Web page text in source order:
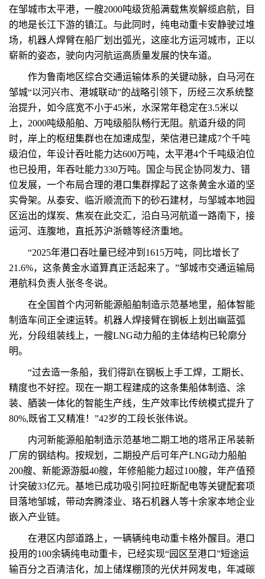
在邹城市太平港，一艘2000吨级货船满载焦炭解缆启航，目
的地是长江下游的镇江。与此同时，纯电动重卡安静驶过堆
场，机器人焊臂在船厂划出弧光，这座北方运河城市，正以
崭新的姿态，驶向内河航运高质量发展的快车道。
作为鲁南地区综合交通运输体系的关键动脉，白马河在
邹城“以河兴市、港城联动”的战略引领下，历经三次系统整
治提升，如今底宽不小于45米，水深常年稳定在3.5米以
上，2000吨级船舶、万吨级船队畅行无阻。航道升级的同
时，岸上的枢纽集群也在加速成型，荣信港已建成7个千吨
级泊位，年设计吞吐能力达600万吨，太平港4个千吨级泊位
也已投用，年吞吐能力330万吨。国企与民企协同发力、错
位发展，一个布局合理的港口集群撑起了这条黄金水道的坚
实骨架。从泰安、临沂顺流而下的砂石建材，与邹城本地园
区运出的煤炭、焦炭在此交汇，沿白马河航道一路南下，接
运河、连腹地，直抵苏沪浙赣等经济重地。
“2025年港口吞吐量已经冲到1615万吨，同比增长了
21.6%，这条黄金水道算真正活起来了。”邹城市交通运输局
港航科负责人张冬冬说。
在全国首个内河新能源船舶制造示范基地里，船体智能
制造车间正全速运转。机器人焊接臂在钢板上划出幽蓝弧
光，分段组装线上，一艘LNG动力船的主体结构已轮廓分
明。
“过去造一条船，我们得趴在钢板上手工焊，工期长、
精度也不好控。现在一期工程建成的这条集船体制造、涂
装、舾装一体化的智能生产线，生产效率比传统模式提升了
80%,既省工又精准！”42岁的工段长张伟说。
内河新能源船舶制造示范基地二期工地的塔吊正吊装新
厂房的钢结构。按规划，二期投产后可年产LNG动力船舶
200艘、新能源游艇40艘，年修船能力超过100艘，年产值预
计突破33亿元。基地已成功吸引阿拉旺斯配电等关键配套项
目落地邹城，带动奔腾漆业、珞石机器人等十余家本地企业
嵌入产业链。
在港区内部道路上，一辆辆纯电动重卡格外醒目。港口
投用的100余辆纯电动重卡，已经实现“园区至港口”短途运
输百分之百清洁化，加上储煤棚顶的光伏并网发电，年减碳